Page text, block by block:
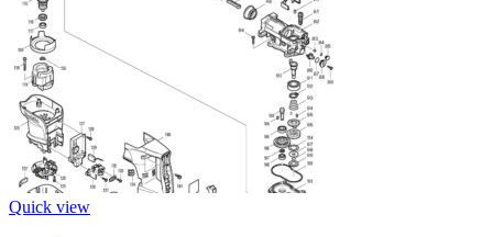
Quick view